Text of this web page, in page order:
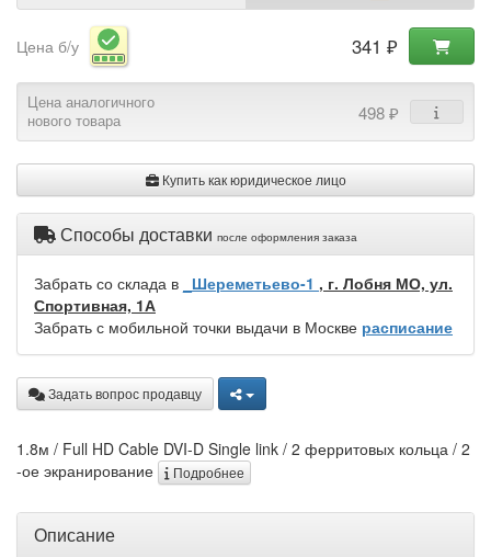
Цена б/у 341 ₽
Цена аналогичного
нового товара
498 ₽
Купить как юридическое лицо
Способы доставки после оформления заказа
Забрать со склада в _Шереметьево-1 , г. Лобня МО, ул.
Спортивная, 1А
Забрать с мобильной точки выдачи в Москве расписание
Задать вопрос продавцу
1.8м / Full HD Cable DVI-D Single link / 2 ферритовых кольца / 2
-ое экранирование
Подробнее
Описание